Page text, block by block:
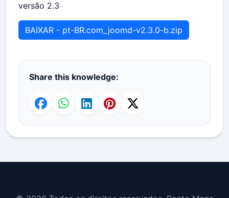
versão 2.3
BAIXAR - pt-BR.com_joomd-v2.3.0-b.zip
Share this knowledge: